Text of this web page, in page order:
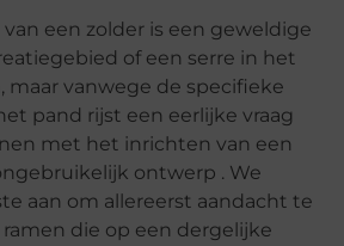
een zolder is een geweldige
of een serre in het
maar vanwege de specifieke
pand rijst een eerlijke vraag
met het inrichten van een
ontwerp . We
aan om allereerst aandacht te
die op een dergelijke